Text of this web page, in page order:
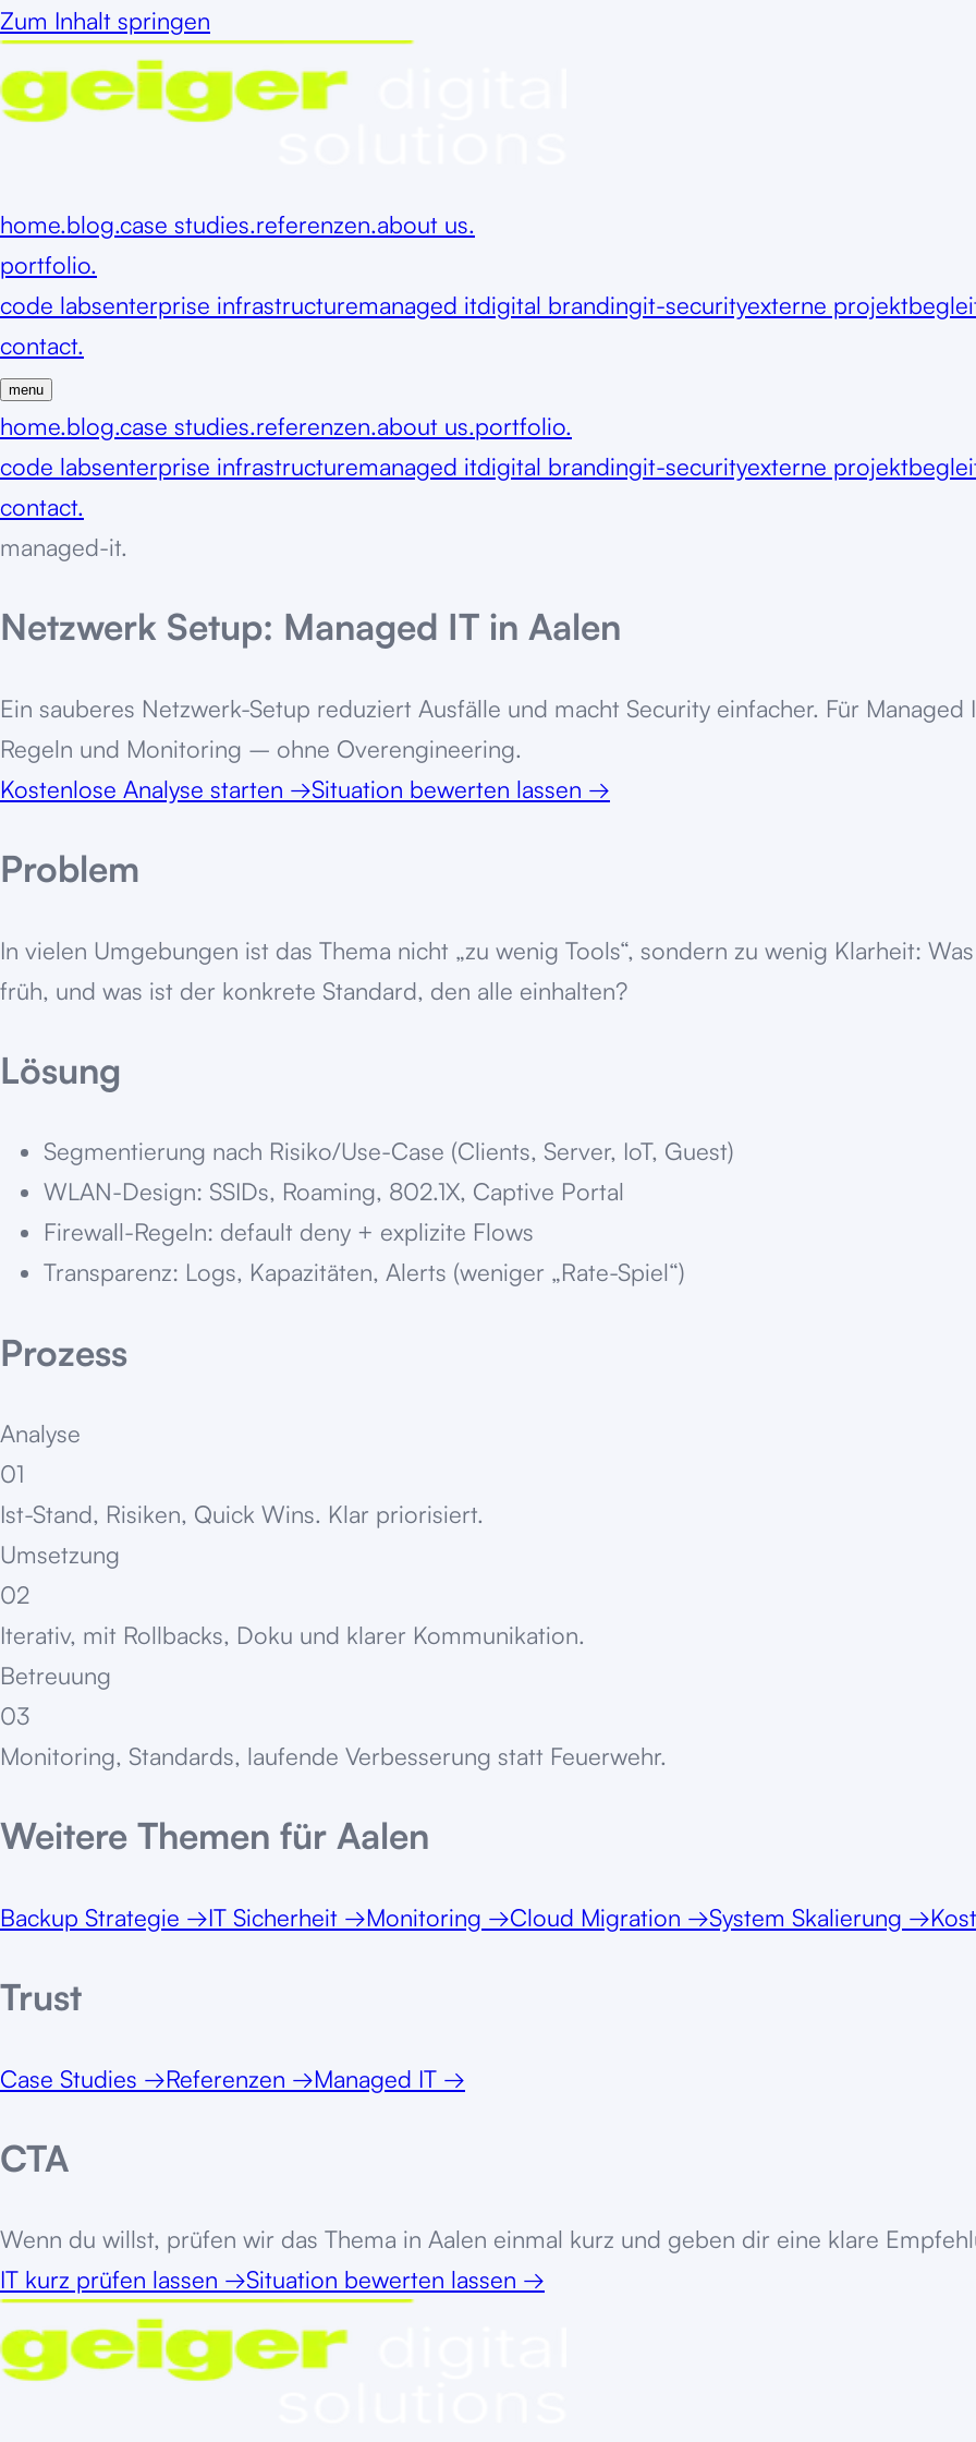
Zum Inhalt springen
home.blog.case studies.referenzen.about us.
portfolio.
code labsenterprise infrastructuremanaged itdigital brandingit-securityexterne
contact.
menu
home.blog.case studies.referenzen.about us.portfolio.
code labsenterprise infrastructuremanaged itdigital brandingit-securityexterne
contact.
managed-it.
Netzwerk Setup: Managed IT in Aalen
Ein sauberes Netzwerk-Setup reduziert Ausfälle und macht Security einfacher. Für
Regeln und Monitoring – ohne Overengineering.
Kostenlose Analyse starten →Situation bewerten lassen →
Problem
In vielen Umgebungen ist das Thema nicht „zu wenig Tools“, sondern zu wenig Klarheit:
früh, und was ist der konkrete Standard, den alle einhalten?
Lösung
Segmentierung nach Risiko/Use-Case (Clients, Server, IoT, Guest)
WLAN-Design: SSIDs, Roaming, 802.1X, Captive Portal
Firewall-Regeln: default deny + explizite Flows
Transparenz: Logs, Kapazitäten, Alerts (weniger „Rate-Spiel“)
Prozess
Analyse
01
Ist-Stand, Risiken, Quick Wins. Klar priorisiert.
Umsetzung
02
Iterativ, mit Rollbacks, Doku und klarer Kommunikation.
Betreuung
03
Monitoring, Standards, laufende Verbesserung statt Feuerwehr.
Weitere Themen für Aalen
Backup Strategie →IT Sicherheit →Monitoring →Cloud Migration →System Skalierung →
Trust
Case Studies →Referenzen →Managed IT →
CTA
Wenn du willst, prüfen wir das Thema in Aalen einmal kurz und geben dir eine klare
IT kurz prüfen lassen →Situation bewerten lassen →